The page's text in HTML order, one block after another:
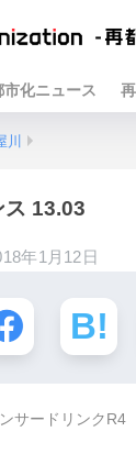
市化ニュース
川
13.03
年1月12日
サードリンクR4